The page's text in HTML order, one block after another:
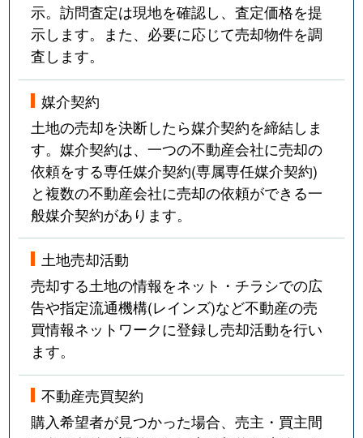
示。訪問査定は現地を確認し、査定価格を提
示します。また、必要に応じて売却物件を調
査します。
媒介契約
土地の売却を決断したら媒介契約を締結しま
す。媒介契約は、一つの不動産会社に売却の
依頼をする専任媒介契約(専属専任媒介契約)
と複数の不動産会社に売却の依頼ができる一
般媒介契約があります。
土地売却活動
売却する土地の情報をネット・チラシでの広
告や指定流通機構(レインズ)など不動産の売
買情報ネットワークに登録し売却活動を行い
ます。
不動産売買契約
購入希望者が見つかった場合、売主・買主間